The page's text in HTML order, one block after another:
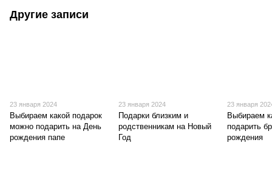
Другие записи
23 января 2024
Выбираем какой подарок
можно подарить на День
рождения папе
23 января 2024
Подарки близким и
родственникам на Новый
Год
23 января
Выбираем
подарить
рождения